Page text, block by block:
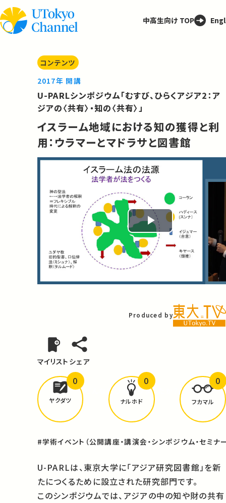
中高生向け TOP
コンテンツ
2017年 開講
U-PARLシンポジウム「むすび、ひらくアジア2：ア
ジアの〈共有〉・知の〈共有〉」
イスラーム地域における知の獲得と利
用：ウラマーとマドラサと図書館
Play
Video
Produced by
マイリスト シェア
どんな学びがありましたか？
ヤクダツ
0
ナルホド
0
フカマル
0
#学術イベント（公開講座・講演会・シンポジウム・セミナ
U-PARLは、東京大学に「アジア研究図書館」を新
たにつくるために設立された研究部門です。
このシンポジウムでは、アジアの中の知や財の共有